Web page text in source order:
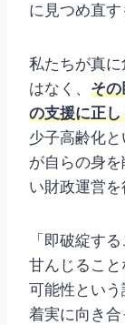
に見つめ直す
私たちが真
はなく、 その
の支援に正
少子高齢化
が自らの身
い財政運営を
「即破綻す
甘んじるこ
可能性とい
着実に向き合